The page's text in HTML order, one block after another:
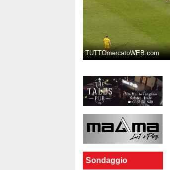
TUTTOmercatoWEB.com
Sondaggio